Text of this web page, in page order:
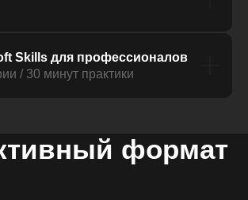
Skills для профессионалов
/ 30 минут практики
формат